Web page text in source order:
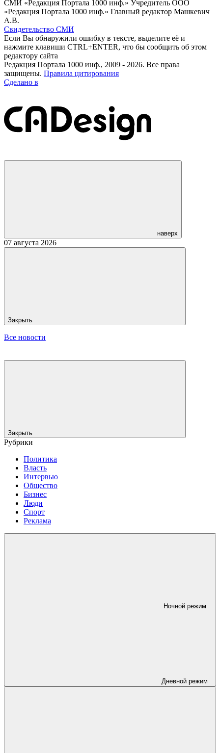
СМИ «Редакция Портала 1000 инф.» Учредитель ООО
«Редакция Портала 1000 инф.» Главный редактор Машкевич
А.В.
Свидетельство СМИ
Если Вы обнаружили ошибку в тексте, выделите её и
нажмите клавиши CTRL+ENTER, что бы сообщить об этом
редактору сайта
Редакция Портала 1000 инф., 2009 - 2026. Все права
защищены. Правила цитирования
Сделано в
наверх
07 августа 2026
Закрыть
Все новости
Закрыть
Рубрики
Политика
Власть
Интервью
Общество
Бизнес
Люди
Спорт
Реклама
Ночной режим
Дневной режим